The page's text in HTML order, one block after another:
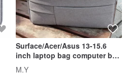
Surface/Acer/Asus 13-15.6
inch laptop bag computer bag
handbag business bag
M.Y